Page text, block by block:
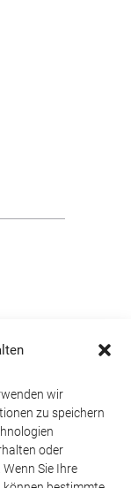
wir
zu speichern
oder
Sie Ihre